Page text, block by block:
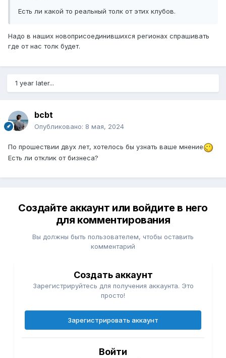
Есть ли какой то реальный толк от этих клубов.
Надо в наших новоприсоединившихся регионах спрашивать
где от нас толк будет.
1 year later...
bcbt
Опубликовано: 8 мая, 2024
По прошествии двух лет, хотелось бы узнать ваше мнение
Есть ли отклик от бизнеса?
Создайте аккаунт или войдите в него
для комментирования
Вы должны быть пользователем, чтобы оставить
комментарий
Создать аккаунт
Зарегистрируйтесь для получения аккаунта. Это
просто!
Зарегистрировать аккаунт
Войти